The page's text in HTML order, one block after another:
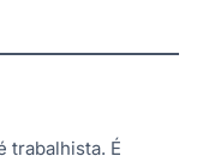
trabalhista. É